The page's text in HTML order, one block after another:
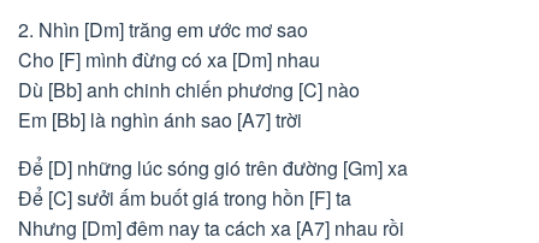
2. Nhìn [Dm] trăng em ước mơ sao
Cho [F] mình đừng có xa [Dm] nhau
Dù [Bb] anh chinh chiến phương [C] nào
Em [Bb] là nghìn ánh sao [A7] trời
Để [D] những lúc sóng gió trên đường [Gm] xa
Để [C] sưởi ấm buốt giá trong hồn [F] ta
Nhưng [Dm] đêm nay ta cách xa [A7] nhau rồi